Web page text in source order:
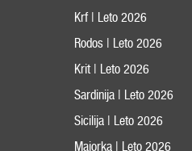
Krf | Leto 2026
Rodos | Leto 2026
Krit | Leto 2026
Sardinija | Leto 2026
Sicilija | Leto 2026
Majorka | Leto 2026